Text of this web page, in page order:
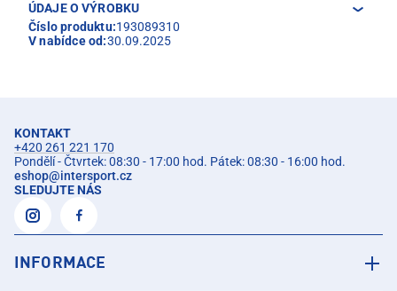
ÚDAJE O VÝROBKU
Číslo produktu:193089310
V nabídce od:30.09.2025
KONTAKT
+420 261 221 170
Pondělí - Čtvrtek: 08:30 - 17:00 hod. Pátek: 08:30 - 16:00 hod.
eshop@intersport.cz
SLEDUJTE NÁS
INFORMACE